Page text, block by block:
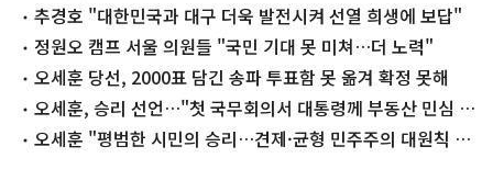
추경호 "대한민국과 대구 더욱 발전시켜 선열 희생에 보답"
정원오 캠프 서울 의원들 "국민 기대 못 미쳐…더 노력"
오세훈 당선, 2000표 담긴 송파 투표함 못 옮겨 확정 못해
오세훈, 승리 선언…"첫 국무회의서 대통령께 부동산 민심 전
할 것"(종합)
오세훈 "평범한 시민의 승리…견제·균형 민주주의 대원칙 세